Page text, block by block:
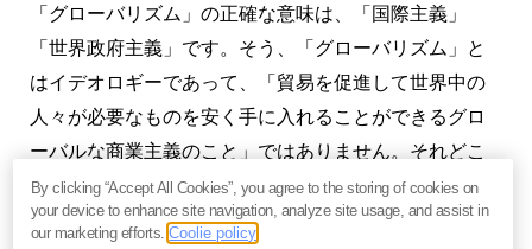
「グローバリズム」の正確な意味は、「国際主義」
「世界政府主義」です。そう、「グローバリズム」と
はイデオロギーであって、「貿易を促進して世界中の
人々が必要なものを安く手に入れることができるグロ
ーバルな商業主義のこと」ではありません。それどこ
ろか、その真逆な結果をもたらします。
それを端的に言い表しているのが、竹中平蔵氏の「正
By clicking “Accept All Cookies”, you agree to the storing of cookies on
your device to enhance site navigation, analyze site usage, and assist in
our marketing efforts.Coolie policy